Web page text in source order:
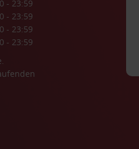
- 23:59
- 23:59
- 23:59
- 23:59